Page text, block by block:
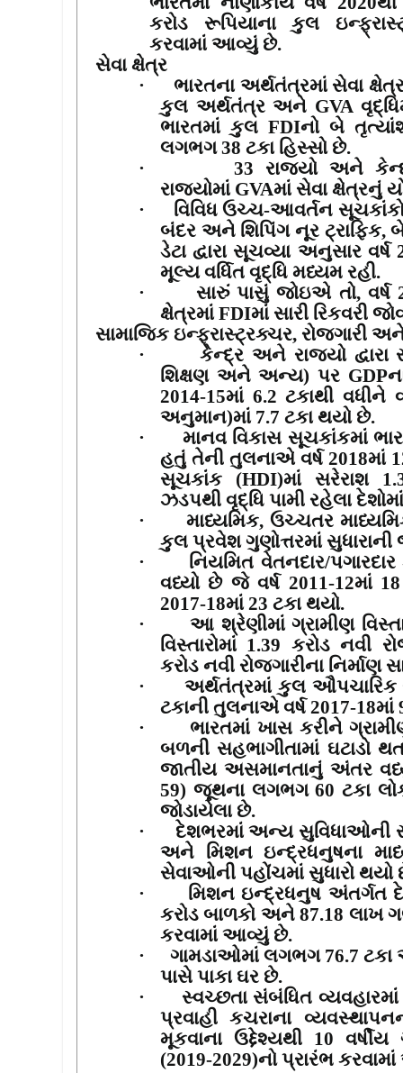
કરોડ રૂપિયાના કુલ
કરવામાં આવ્યું છે.
સેવા ક્ષેત્ર
·
ભારતના અર્થતંત્રમાં સેવા
કુલ અર્થતંત્ર અને GVA
ભારતમાં કુલ FDIનો બે
લગભગ38 ટકા હિસ્સો છે.
·
33 રાજ્યો અને
રાજ્યોમાંGVAમાં સેવા ક્ષેત્રનું
·
વિવિધ ઉચ્ચ-આવર્તન
બંદર અને શિપિંગ નૂર ટ્રાફિક,
ડેટા દ્વારા સૂચવ્યા અનુસાર વર્ષ
મૂલ્ય વર્ધિત વૃદ્ધિ મધ્યમ રહી.
·
સારું પાસું જોઇએ તો,વર્ષ
ક્ષેત્રમાંFDIમાં સારી રિકવરી
સામાજિક ઇન્ફ્રાસ્ટ્રક્ચર, રોજગારી
·
કેન્દ્ર અને રાજ્યો
શિક્ષણ અને અન્ય) પર GDP
2014-15માં 6.2ટકાથી વધીને
અનુમાન)માં 7.7 ટકા થયો છે.
·
માનવ વિકાસ સૂચકાંકમાં
હતું તેની તુલનાએ વર્ષ 2018માં
સૂચકાંક (HDI)માં સરેરાશ
ઝડપથી વૃદ્ધિ પામી રહેલા
·
માધ્યમિક,ઉચ્ચતર
કુલ પ્રવેશ ગુણોત્તરમાં
·
નિયમિત વેતનદાર/
વધ્યો છે જે વર્ષ 2011-12માં
2017-18માં23 ટકા થયો.
·
આ શ્રેણીમાં ગ્રામીણ
વિસ્તારોમાં 1.39 કરોડ નવી
કરોડ નવી રોજગારીના નિર્માણ
·
અર્થતંત્રમાં કુલ ઔપચારિક
ટકાની તુલનાએ વર્ષ 2017-18માં
·
ભારતમાં ખાસ કરીને
બળની સહભાગીતામાં ઘટાડો
જાતીય અસમાનતાનું અંતર
59) જૂથના લગભગ60ટકા
જોડાયેલા છે.
·
દેશભરમાં અન્ય સુવિધાઓની
અને મિશન ઇન્દ્રધનુષના
સેવાઓની પહોંચમાં સુધારો થયો
·
મિશન ઇન્દ્રધનુષ અંતર્ગત
કરોડ બાળકો અને87.18 લાખ
કરવામાં આવ્યું છે.
·
ગામડાઓમાં લગભગ 76.7 ટકા
પાસે પાકા ઘર છે.
·
સ્વચ્છતા સંબંધિત
પ્રવાહી કચરાના
મૂકવાના ઉદ્દેશ્યથી 10
(2019-2029)નો પ્રારંભ